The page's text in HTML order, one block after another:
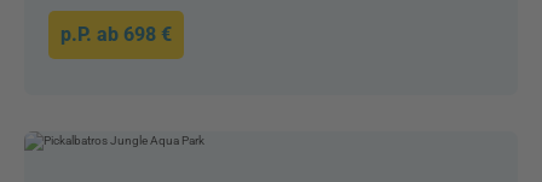
p.P. ab 698 €